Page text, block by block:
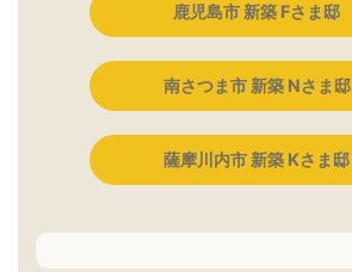
鹿児島市 新築 Fさま邸
南さつま市 新築 Nさま邸
薩摩川内市 新築 Kさま邸